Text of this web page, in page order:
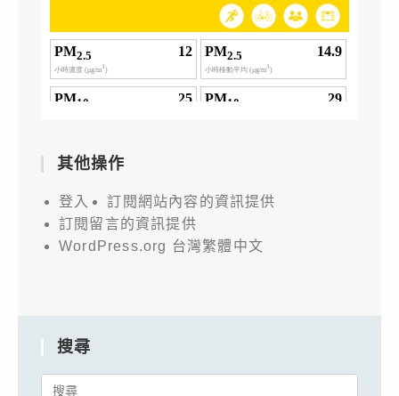
其他操作
登入
訂閱網站內容的資訊提供
訂閱留言的資訊提供
WordPress.org 台灣繁體中文
搜尋
Search